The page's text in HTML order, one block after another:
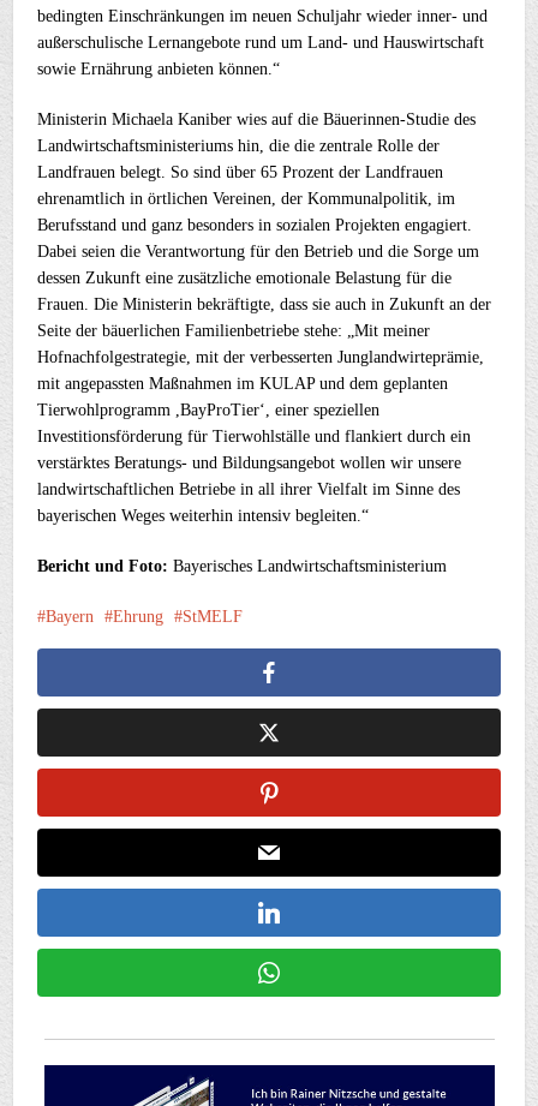
bedingten Einschränkungen im neuen Schuljahr wieder inner- und
außerschulische Lernangebote rund um Land- und Hauswirtschaft
sowie Ernährung anbieten können.“
Ministerin Michaela Kaniber wies auf die Bäuerinnen-Studie des
Landwirtschaftsministeriums hin, die die zentrale Rolle der
Landfrauen belegt. So sind über 65 Prozent der Landfrauen
ehrenamtlich in örtlichen Vereinen, der Kommunalpolitik, im
Berufsstand und ganz besonders in sozialen Projekten engagiert.
Dabei seien die Verantwortung für den Betrieb und die Sorge um
dessen Zukunft eine zusätzliche emotionale Belastung für die
Frauen. Die Ministerin bekräftigte, dass sie auch in Zukunft an der
Seite der bäuerlichen Familienbetriebe stehe: „Mit meiner
Hofnachfolgestrategie, mit der verbesserten Junglandwirteprämie,
mit angepassten Maßnahmen im KULAP und dem geplanten
Tierwohlprogramm ,BayProTier‘, einer speziellen
Investitionsförderung für Tierwohlställe und flankiert durch ein
verstärktes Beratungs- und Bildungsangebot wollen wir unsere
landwirtschaftlichen Betriebe in all ihrer Vielfalt im Sinne des
bayerischen Weges weiterhin intensiv begleiten.“
Bericht und Foto: Bayerisches Landwirtschaftsministerium
Bayern Ehrung StMELF